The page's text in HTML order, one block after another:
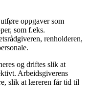
oppgaver som
som f.eks.
renholderen,
og driftes slik at
Arbeidsgiverens
slik at læreren får tid til